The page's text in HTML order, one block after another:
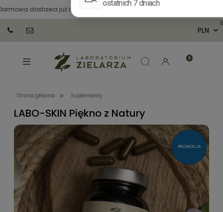
dostawa już od250 zł
Strona główna » Suplementy
LABO-SKIN Piękno z Natury
PROMOCJA